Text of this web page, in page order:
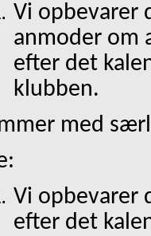
Vi opbevarer
anmoder om
efter det
klubben.
med
Vi opbevarer
efter det